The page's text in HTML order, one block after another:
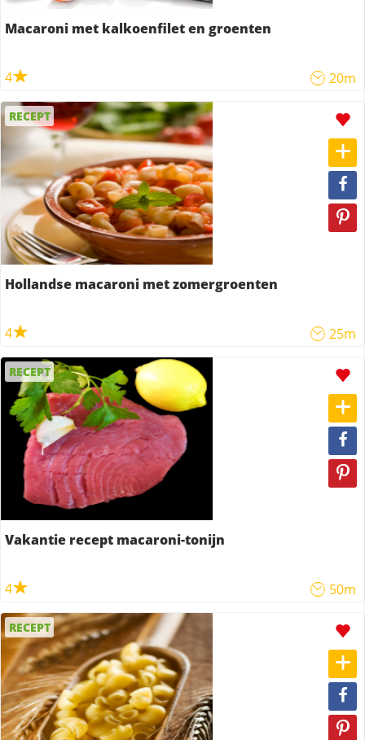
Macaroni met kalkoenfilet en groenten
4 20m
RECEPT
Hollandse macaroni met zomergroenten
4 25m
RECEPT
Vakantie recept macaroni-tonijn
4 50m
RECEPT